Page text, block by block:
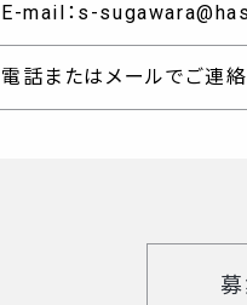
E-mail： s-
電話またはメールでご連絡